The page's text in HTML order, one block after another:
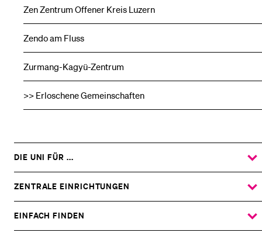
Zen Zentrum Offener Kreis Luzern
Zendo am Fluss
Zurmang-Kagyü-Zentrum
>> Erloschene Gemeinschaften
DIE UNI FÜR ...
ZEIGE
DAS
UNTERMENÜ
ZENTRALE EINRICHTUNGEN
ZEIGE
DAS
UNTERMENÜ
EINFACH FINDEN
ZEIGE
DAS